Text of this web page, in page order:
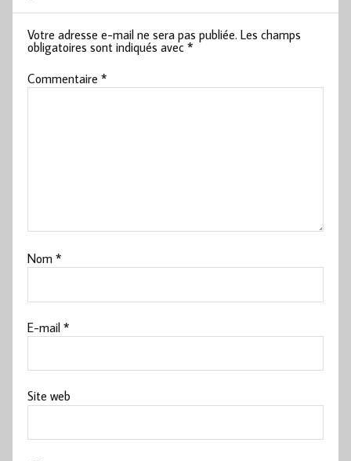
Votre adresse e-mail ne sera pas publiée. Les champs
obligatoires sont indiqués avec*
Commentaire*
Nom*
E-mail*
Site web